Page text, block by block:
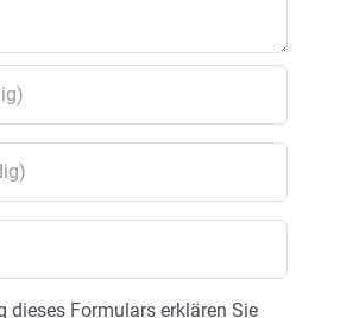
dieses Formulars erklären Sie